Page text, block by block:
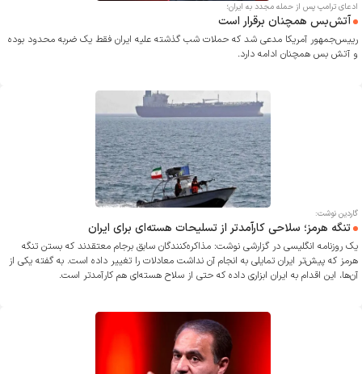
ادعای ترامپ پس از حمله مجدد به ایران؛
آتش‌بس همچنان برقرار است
رییس‌جمهور آمریکا مدعی شد که حملات شب گذشته علیه ایران فقط یک ضربه محدود بوده
و آتش بس همچنان ادامه دارد.
گاردین نوشت:
تنگه هرمز؛ سلاحی کارآمدتر از تسلیحات هسته‌ای برای ایران
یک روزنامه انگلیسی در گزارشی نوشت: مذاکره‌کنندگان سابق برجام معتقدند که بستن تنگه
هرمز که پیش‌تر ایران تمایلی به انجام آن نداشت معادلات را تغییر داده است. به گفته یکی از
آن‌ها، این اقدام به ایران ابزاری داده که حتی از سلاح هسته‌ای هم کارآمدتر است.